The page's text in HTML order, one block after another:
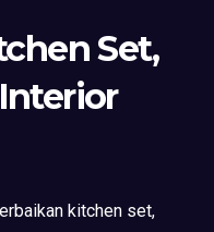
Set,
kitchen set,